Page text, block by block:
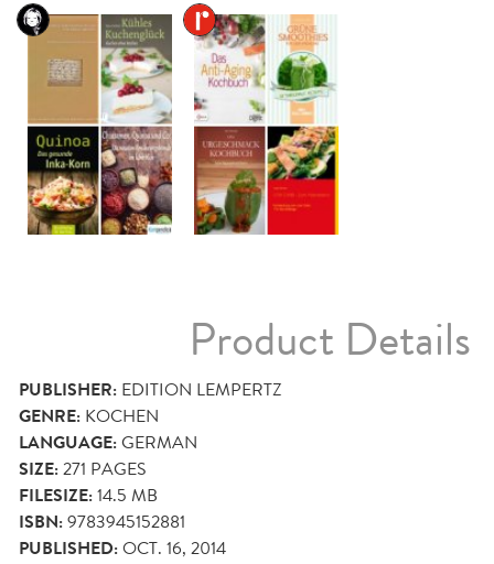
Product Details
PUBLISHER: EDITION LEMPERTZ
GENRE: KOCHEN
LANGUAGE:GERMAN
SIZE:271 PAGES
FILESIZE:14.5 MB
ISBN:9783945152881
PUBLISHED:OCT. 16, 2014